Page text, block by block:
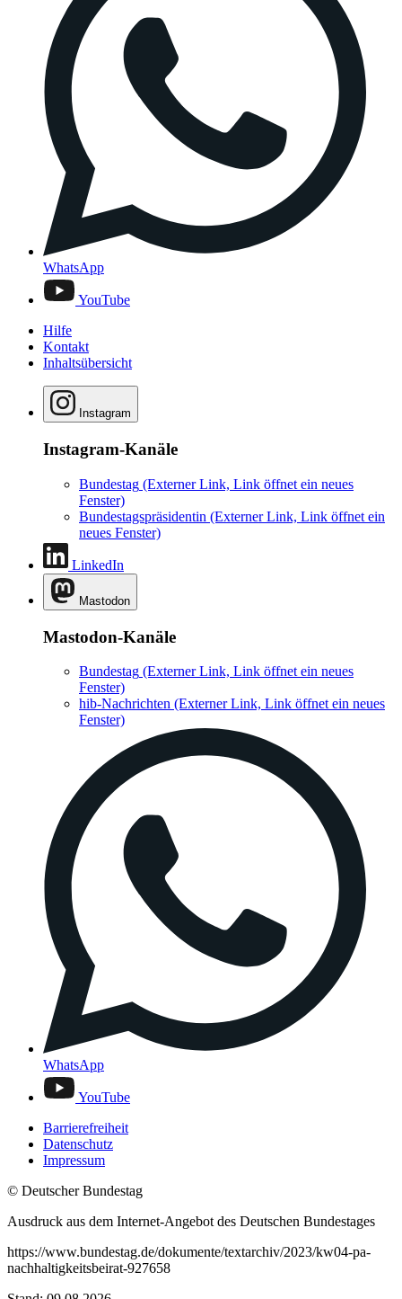
WhatsApp
YouTube
Hilfe
Kontakt
Inhaltsübersicht
Instagram
Instagram-Kanäle
Bundestag (Externer Link, Link öffnet ein neues
Fenster)
Bundestagspräsidentin (Externer Link, Link öffnet ein
neues Fenster)
LinkedIn
Mastodon
Mastodon-Kanäle
Bundestag (Externer Link, Link öffnet ein neues
Fenster)
hib-Nachrichten (Externer Link, Link öffnet ein neues
Fenster)
WhatsApp
YouTube
Barrierefreiheit
Datenschutz
Impressum
© Deutscher Bundestag
Ausdruck aus dem Internet-Angebot des Deutschen Bundestages
https://www.bundestag.de/dokumente/textarchiv/2023/kw04-pa-
nachhaltigkeitsbeirat-927658